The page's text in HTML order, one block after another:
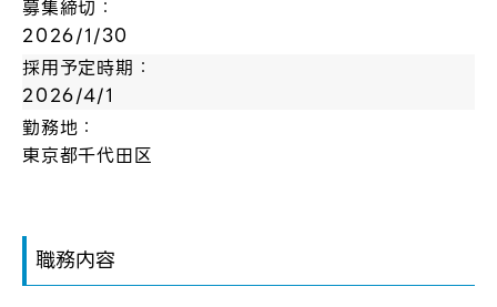
募集締切：
2026/1/30
採用予定時期：
2026/4/1
勤務地：
東京都千代田区
職務内容